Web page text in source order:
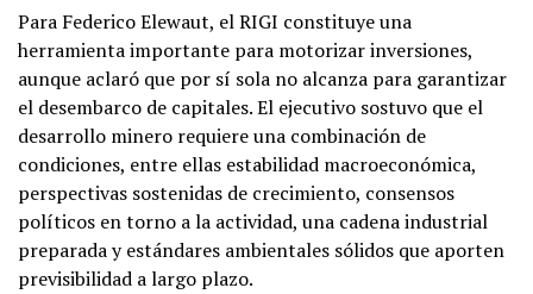
Para Federico Elewaut, el RIGI constituye una
herramienta importante para motorizar inversiones,
aunque aclaró que por sí sola no alcanza para garantizar
el desembarco de capitales. El ejecutivo sostuvo que el
desarrollo minero requiere una combinación de
condiciones, entre ellas estabilidad macroeconómica,
perspectivas sostenidas de crecimiento, consensos
políticos en torno a la actividad, una cadena industrial
preparada y estándares ambientales sólidos que aporten
previsibilidad a largo plazo.